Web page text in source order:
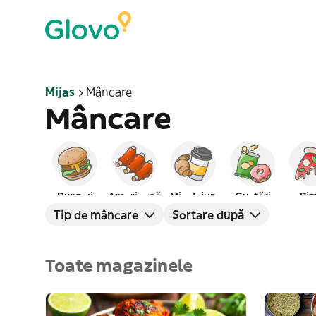
Mijas Mâncare
Mâncare
Burgeri Americană Mic dejun Gustări
Tip de mâncare Sortare după
Toate magazinele